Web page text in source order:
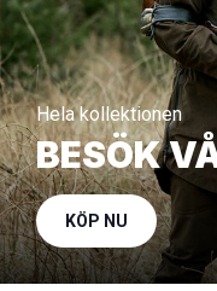
Hela kollektionen
BESÖK
KÖP NU